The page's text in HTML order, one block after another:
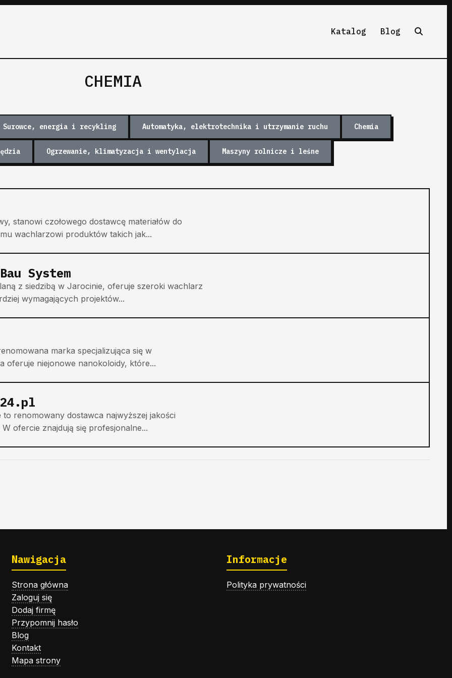
Katalog Blog
CHEMIA
Surowce, energia i recykling Automatyka, elektrotechnika i utrzymanie ruchu Chemia
Ogrzewanie, klimatyzacja i wentylacja Maszyny rolnicze i leśne
stanowi czołowego dostawcę materiałów do
wachlarzowi produktów takich jak...
System
z siedzibą w Jarocinie, oferuje szeroki wachlarz
wymagających projektów...
marka specjalizująca się w
oferuje niejonowe nanokoloidy, które...
renomowany dostawca najwyższej jakości
ofercie znajdują się profesjonalne...
Nawigacja
Strona główna
Zaloguj się
Dodaj firmę
Przypomnij hasło
Blog
Kontakt
Mapa strony
Informacje
Polityka prywatności